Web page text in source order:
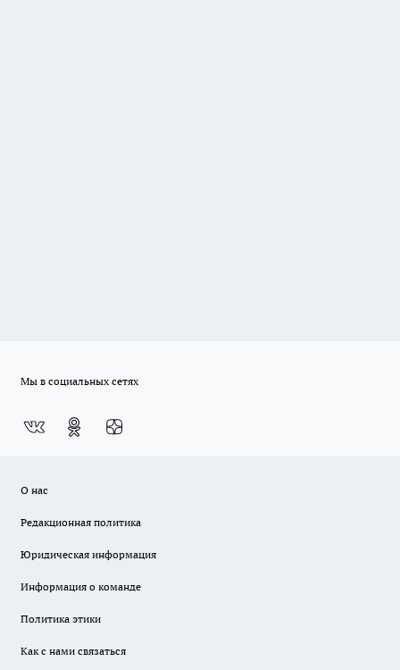
Мы в социальных сетях
О нас
Редакционная политика
Юридическая информация
Информация о команде
Политика этики
Как с нами связаться